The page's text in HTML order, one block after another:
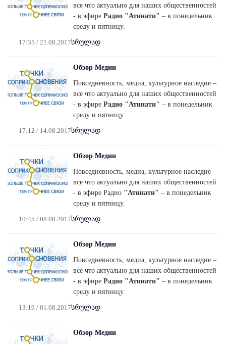
все что актуально для наших общественностей
- в эфире Радио "Атинати" – в понедельник
среду и пятницу.
17:35 / 21.08.2017სრულად
Обзор Медии
Повседневность, медиа, культурное наследие –
все что актуально для наших общественностей
- в эфире Радио "Атинати" – в понедельник
среду и пятницу.
17:12 / 14.08.2017სრულად
Обзор Медии
Повседневность, медиа, культурное наследие –
все что актуально для наших общественностей
- в эфире Радио "Атинати" – в понедельник
среду и пятницу.
10:45 / 08.08.2017სრულად
Обзор Медии
Повседневность, медиа, культурное наследие –
все что актуально для наших общественностей
- в эфире Радио "Атинати" – в понедельник
среду и пятницу.
13:19 / 01.08.2017სრულად
Обзор Медии